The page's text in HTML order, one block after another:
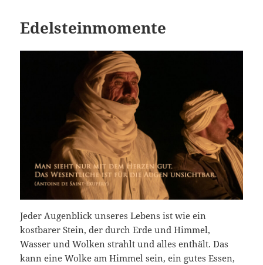
Edelsteinmomente
Jeder Augenblick unseres Lebens ist wie ein
kostbarer Stein, der durch Erde und Himmel,
Wasser und Wolken strahlt und alles enthält. Das
kann eine Wolke am Himmel sein, ein gutes Essen,